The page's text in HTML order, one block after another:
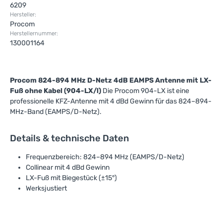
6209
Hersteller:
Procom
Herstellernummer:
130001164
Procom 824-894 MHz D-Netz 4dB EAMPS Antenne mit LX-
Fuß ohne Kabel (904-LX/l) Die Procom 904-LX ist eine
professionelle KFZ-Antenne mit 4 dBd Gewinn für das 824–894-
MHz-Band (EAMPS/D-Netz).
Details & technische Daten
Frequenzbereich: 824–894 MHz (EAMPS/D-Netz)
Collinear mit 4 dBd Gewinn
LX-Fuß mit Biegestück (±15°)
Werksjustiert